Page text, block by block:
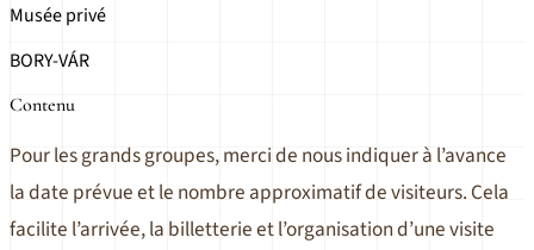
Musée privé
BORY-VÁR
Contenu
Pour les grands groupes, merci de nous indiquer à l’avance
la date prévue et le nombre approximatif de visiteurs. Cela
facilite l’arrivée, la billetterie et l’organisation d’une visite